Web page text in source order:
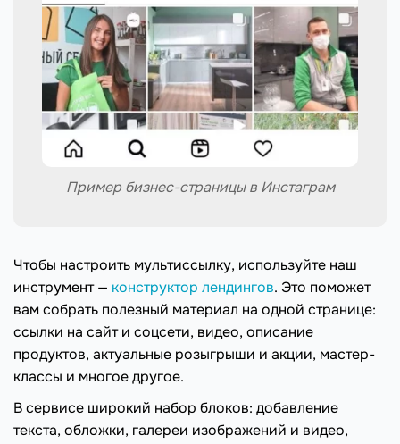
Пример бизнес-страницы в Инстаграм
Чтобы настроить мультиссылку, используйте наш
инструмент — конструктор лендингов. Это поможет
вам собрать полезный материал на одной странице:
ссылки на сайт и соцсети, видео, описание
продуктов, актуальные розыгрыши и акции, мастер-
классы и многое другое.
В сервисе широкий набор блоков: добавление
текста, обложки, галереи изображений и видео,